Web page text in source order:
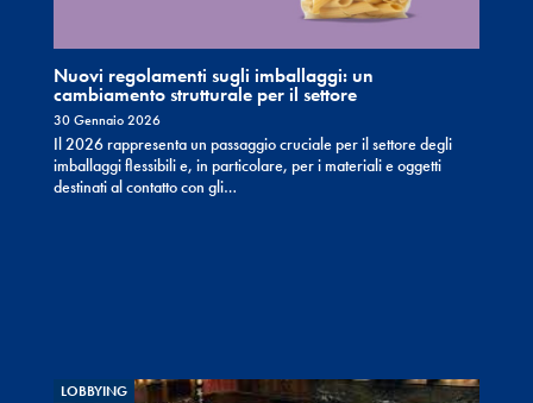
Nuovi regolamenti sugli imballaggi: un
cambiamento strutturale per il settore
30 Gennaio 2026
Il 2026 rappresenta un passaggio cruciale per il settore degli
imballaggi flessibili e, in particolare, per i materiali e oggetti
destinati al contatto con gli…
LOBBYING